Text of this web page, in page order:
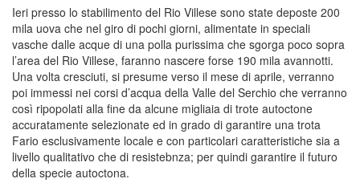
Ieri presso lo stabilimento del Rio Villese sono state deposte 200
mila uova che nel giro di pochi giorni, alimentate in speciali
vasche dalle acque di una polla purissima che sgorga poco sopra
l’area del Rio Villese, faranno nascere forse 190 mila avannotti.
Una volta cresciuti, si presume verso il mese di aprile, verranno
poi immessi nei corsi d’acqua della Valle del Serchio che verranno
così ripopolati alla fine da alcune migliaia di trote autoctone
accuratamente selezionate ed in grado di garantire una trota
Fario esclusivamente locale e con particolari caratteristiche sia a
livello qualitativo che di resistebnza; per quindi garantire il futuro
della specie autoctona.